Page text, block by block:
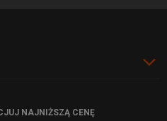
NAJNIŻSZĄ CENĘ